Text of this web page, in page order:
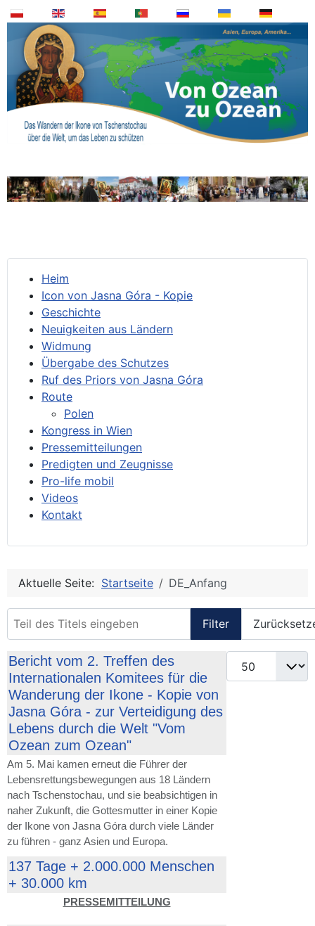
Heim
Icon von Jasna Góra - Kopie
Geschichte
Neuigkeiten aus Ländern
Widmung
Übergabe des Schutzes
Ruf des Priors von Jasna Góra
Route
Polen
Kongress in Wien
Pressemitteilungen
Predigten und Zeugnisse
Pro-life mobil
Videos
Kontakt
Aktuelle Seite: Startseite DE_Anfang
Filter
Anzeige #
Bericht vom 2. Treffen des
Internationalen Komitees für die
Wanderung der Ikone - Kopie von
Jasna Góra - zur Verteidigung des
Lebens durch die Welt "Vom
Ozean zum Ozean"
Am 5. Mai kamen erneut die Führer der
Lebensrettungsbewegungen aus 18 Ländern
nach Tschenstochau, und sie beabsichtigen in
naher Zukunft, die Gottesmutter in einer Kopie
der Ikone von Jasna Góra durch viele Länder
zu führen - ganz Asien und Europa.
137 Tage + 2.000.000 Menschen
+ 30.000 km
PRESSEMITTEILUNG